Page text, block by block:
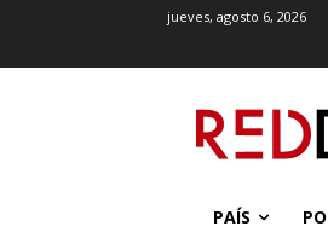
jueves, agosto 6, 2026
PAÍS